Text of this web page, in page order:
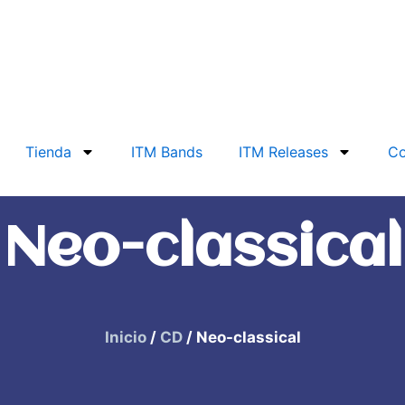
Tienda ITM Bands ITM Releases
Neo-classical
Inicio/ CD/ Neo-classical